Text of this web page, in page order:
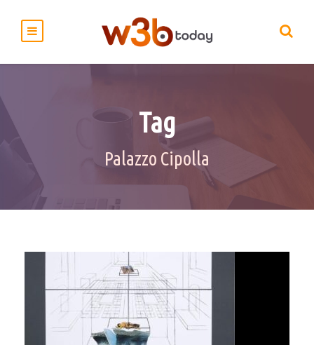
Tag
Palazzo Cipolla